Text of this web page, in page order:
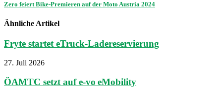
Zero feiert Bike-Premieren auf der Moto Austria 2024
Ähnliche Artikel
Fryte startet eTruck-Ladereservierung
27. Juli 2026
ÖAMTC setzt auf e-vo eMobility